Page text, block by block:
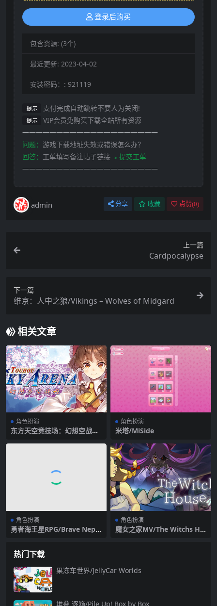
登录后购买
包含资源: (3个)
最近更新: 2023-04-02
安装密码：: 921119
提示 支付完成自动跳转不要人为关闭!
提示
VIP会员免购买下载全站所有资源
————————————————————
问题： 游戏下载地址失效或错误怎么办？
回答： 工单填写备注帖子链接 ﹥提交工单
————————————————————
admin 分享 收藏 点赞(0)
上一篇
Cardpocalypse
下一篇
维京：人中之狼/Vikings – Wolves of Midgard
相关文章
角色扮演
东方天空竞技场：幻想空战姬/
4）
角色扮演
米塔/MiSide
角色扮演
勇者海王星RPG/Brave Nept
角色扮演
魔女之家MV/The Witchs Ho
热门下载
果冻车世界/JellyCar Worlds
堆叠 逐箱/Pile Up! Box by Box